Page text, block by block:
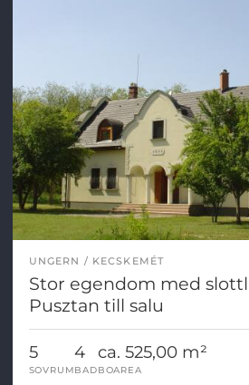
UNGERN KECSKEMÉT
Stor egendom med
Pusztan till salu
5
SOVRUM
4
BAD
ca. 525,00 m²
BOAREA